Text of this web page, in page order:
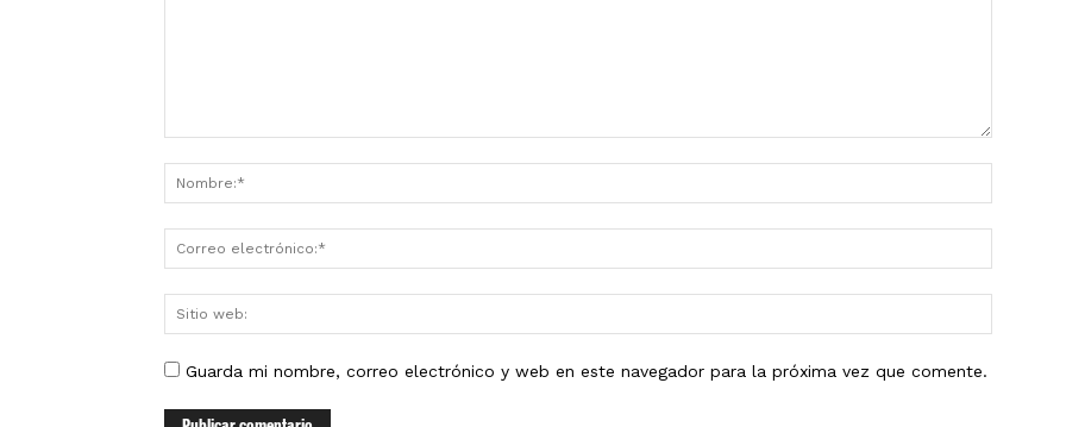
Guarda mi nombre, correo electrónico y web en este navegador para la próxima vez que comente.